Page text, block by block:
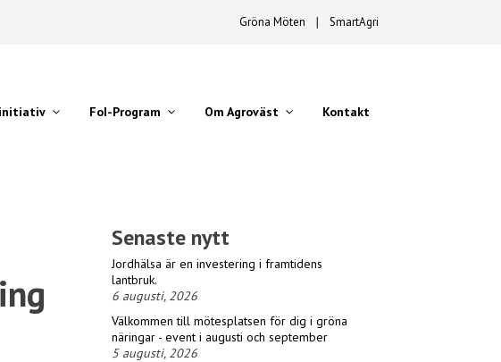
Gröna Möten ∣ SmartAgri
FoI-Program Om Agroväst Kontakt
Senaste nytt
Jordhälsa är en investering i framtidens
lantbruk.
6 augusti, 2026
Välkommen till mötesplatsen för dig i gröna
näringar - event i augusti och september
5 augusti, 2026